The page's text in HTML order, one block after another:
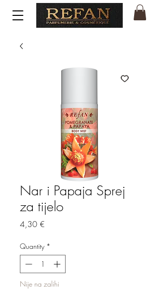
Nar i Papaja Sprej
za tijelo
4,30 €
Quantity *
Nije na zalihi